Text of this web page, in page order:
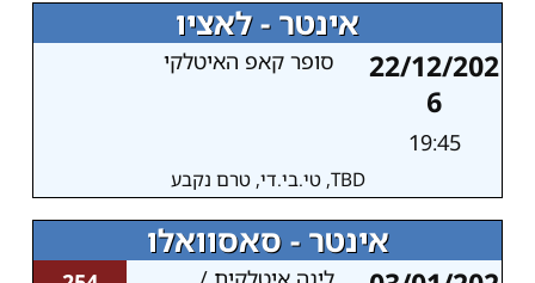
אינטר - לאציו
22/12/202
6
19:45
סופר קאפ האיטלקי
TBD, טי.בי.די, טרם נקבע
אינטר - סאסוואלו